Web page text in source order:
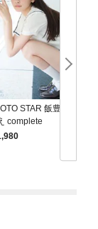
STAR 飯豊ま
complete